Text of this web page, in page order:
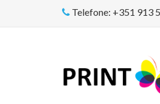
Telefone: +351 913